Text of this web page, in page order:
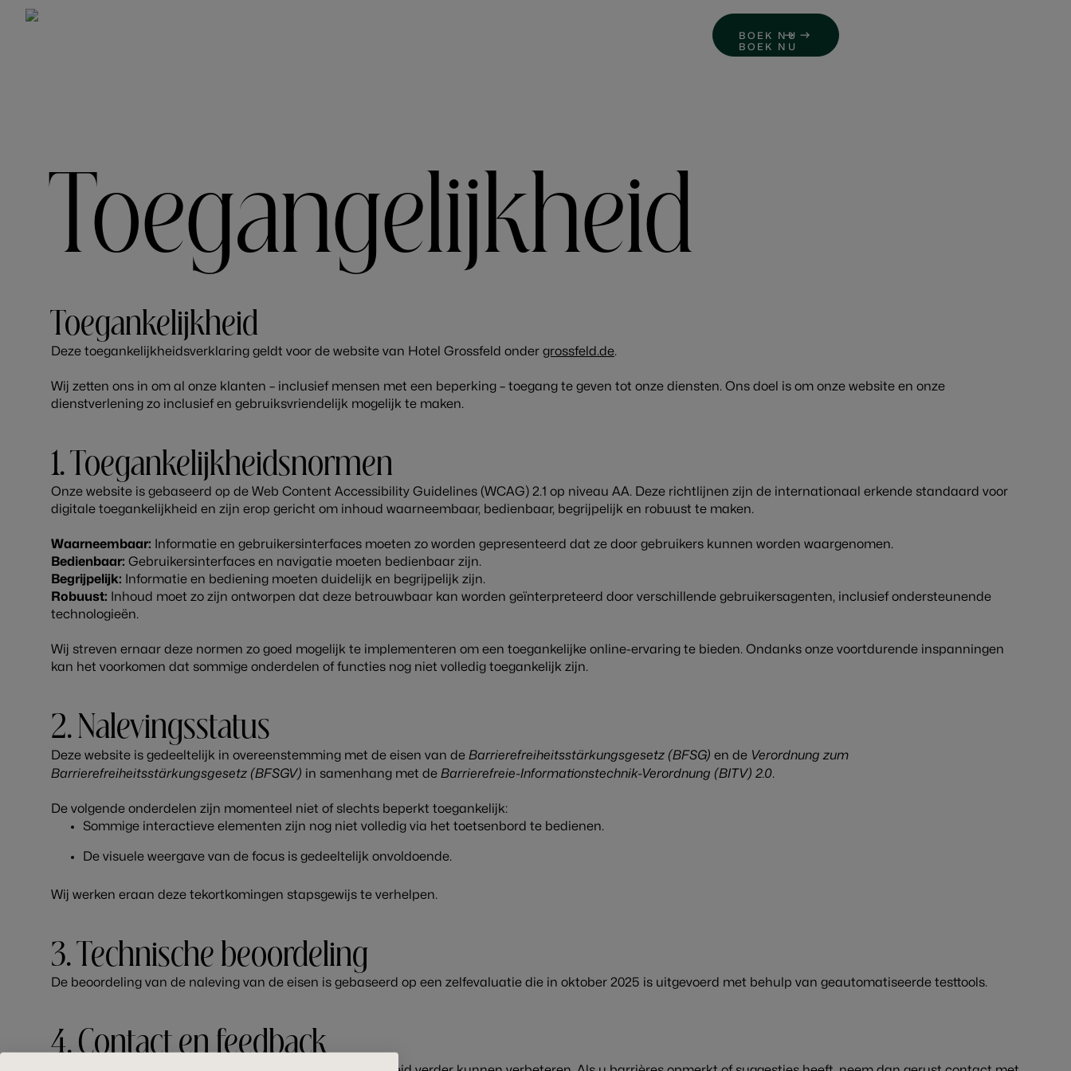
BOEK NU
BOEK NU
Toegangelijkheid
Toegankelijkheid
Deze toegankelijkheidsverklaring geldt voor de website van Hotel Grossfeld onder grossfeld.de.
Wij zetten ons in om al onze klanten – inclusief mensen met een beperking – toegang te geven tot onze diensten. Ons doel is om onze website en onze
dienstverlening zo inclusief en gebruiksvriendelijk mogelijk te maken.
1. Toegankelijkheidsnormen
Onze website is gebaseerd op de Web Content Accessibility Guidelines (WCAG) 2.1 op niveau AA. Deze richtlijnen zijn de internationaal erkende standaard voor
digitale toegankelijkheid en zijn erop gericht om inhoud waarneembaar, bedienbaar, begrijpelijk en robuust te maken.
Waarneembaar: Informatie en gebruikersinterfaces moeten zo worden gepresenteerd dat ze door gebruikers kunnen worden waargenomen.
Bedienbaar: Gebruikersinterfaces en navigatie moeten bedienbaar zijn.
Begrijpelijk: Informatie en bediening moeten duidelijk en begrijpelijk zijn.
Robuust: Inhoud moet zo zijn ontworpen dat deze betrouwbaar kan worden geïnterpreteerd door verschillende gebruikersagenten, inclusief ondersteunende
technologieën.
Wij streven ernaar deze normen zo goed mogelijk te implementeren om een toegankelijke online-ervaring te bieden. Ondanks onze voortdurende inspanningen
kan het voorkomen dat sommige onderdelen of functies nog niet volledig toegankelijk zijn.
2. Nalevingsstatus
Deze website is gedeeltelijk in overeenstemming met de eisen van de Barrierefreiheitsstärkungsgesetz (BFSG) en de Verordnung zum
Barrierefreiheitsstärkungsgesetz (BFSGV) in samenhang met de Barrierefreie-Informationstechnik-Verordnung (BITV) 2.0.
De volgende onderdelen zijn momenteel niet of slechts beperkt toegankelijk:
Sommige interactieve elementen zijn nog niet volledig via het toetsenbord te bedienen.
De visuele weergave van de focus is gedeeltelijk onvoldoende.
Wij werken eraan deze tekortkomingen stapsgewijs te verhelpen.
3. Technische beoordeling
De beoordeling van de naleving van de eisen is gebaseerd op een zelfevaluatie die in oktober 2025 is uitgevoerd met behulp van geautomatiseerde testtools.
4. Contact en feedback